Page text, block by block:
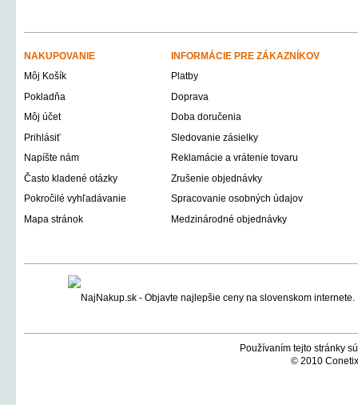
NAKUPOVANIE
INFORMÁCIE PRE ZÁKAZNÍKOV
Môj Košík
Platby
Pokladňa
Doprava
Môj účet
Doba doručenia
Prihlásiť
Sledovanie zásielky
Napíšte nám
Reklamácie a vrátenie tovaru
Často kladené otázky
Zrušenie objednávky
Pokročilé vyhľadávanie
Spracovanie osobných údajov
Mapa stránok
Medzinárodné objednávky
Používaním tejto stránky
© 2010